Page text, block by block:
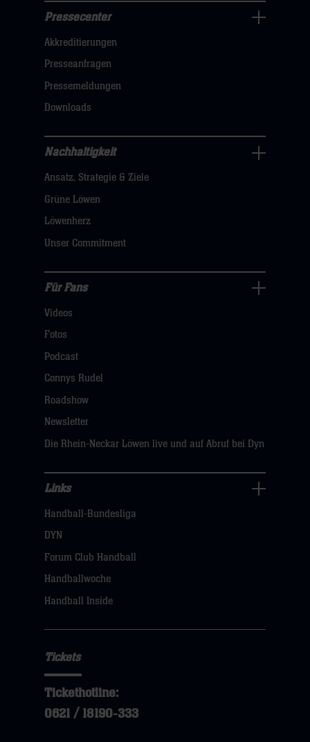
Navigation
öffnen,
dann
klicken
hier
Pressecenter
Akkreditierungen
Presseanfragen
Pressemeldungen
Downloads
Nachhaltigkeit
Navigation
öffnen,
dann
hier
Nachhaltigkeit
Ansatz, Strategie & Ziele
Grüne Löwen
Löwenherz
Unser Commitment
Fans
Navigation
öffnen,
dann
hier
Für Fans
Videos
Fotos
Podcast
Connys Rudel
Roadshow
Newsletter
Die Rhein-Neckar Löwen live und auf Abruf bei Dyn
Navigation
öffnen,
dann
klicken
Links
Handball-Bundesliga
DYN
Forum Club Handball
Handballwoche
Handball Inside
Tickets
Tickethotline:
0621 / 18190-333